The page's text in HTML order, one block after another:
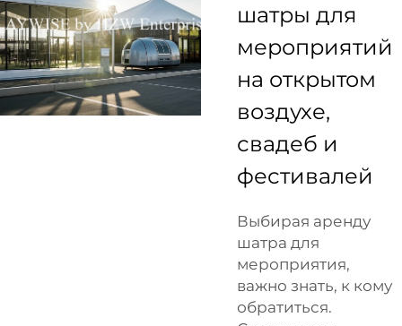
шатры для
мероприятий
на открытом
воздухе,
свадеб и
фестивалей
Выбирая аренду
шатра для
мероприятия,
важно знать, к кому
обратиться.